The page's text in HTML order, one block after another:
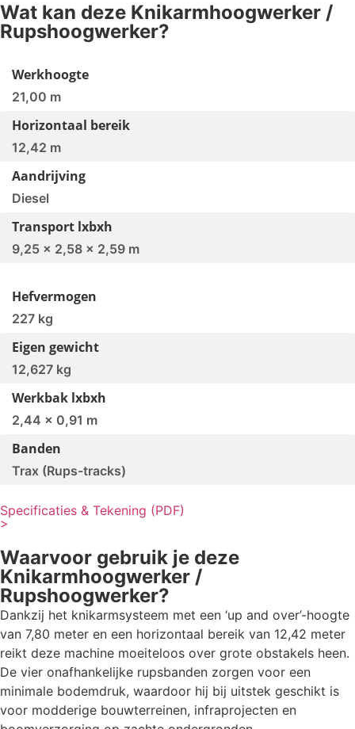
Wat kan deze Knikarmhoogwerker /
Rupshoogwerker?
Werkhoogte
21,00 m
Horizontaal bereik
12,42 m
Aandrijving
Diesel
Transport lxbxh
9,25 x 2,58 x 2,59 m
Hefvermogen
227 kg
Eigen gewicht
12,627 kg
Werkbak lxbxh
2,44 x 0,91 m
Banden
Trax (Rups-tracks)
Specificaties & Tekening (PDF)
>
Waarvoor gebruik je deze
Knikarmhoogwerker /
Rupshoogwerker?
Dankzij het knikarmsysteem met een ‘up and over’-hoogte
van 7,80 meter en een horizontaal bereik van 12,42 meter
reikt deze machine moeiteloos over grote obstakels heen.
De vier onafhankelijke rupsbanden zorgen voor een
minimale bodemdruk, waardoor hij bij uitstek geschikt is
voor modderige bouwterreinen, infraprojecten en